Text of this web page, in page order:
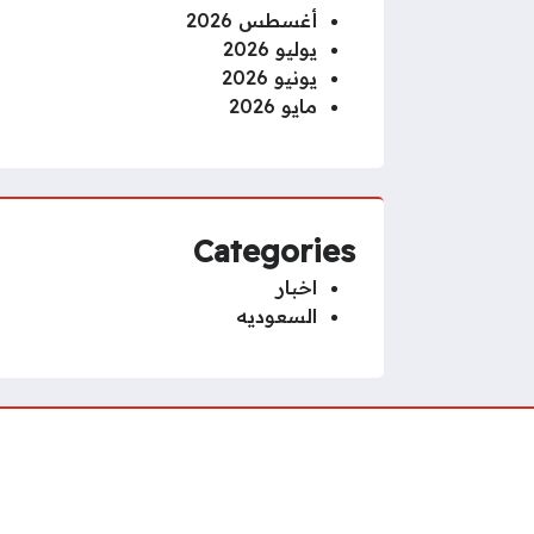
أغسطس 2026
يوليو 2026
يونيو 2026
مايو 2026
Categories
اخبار
السعوديه